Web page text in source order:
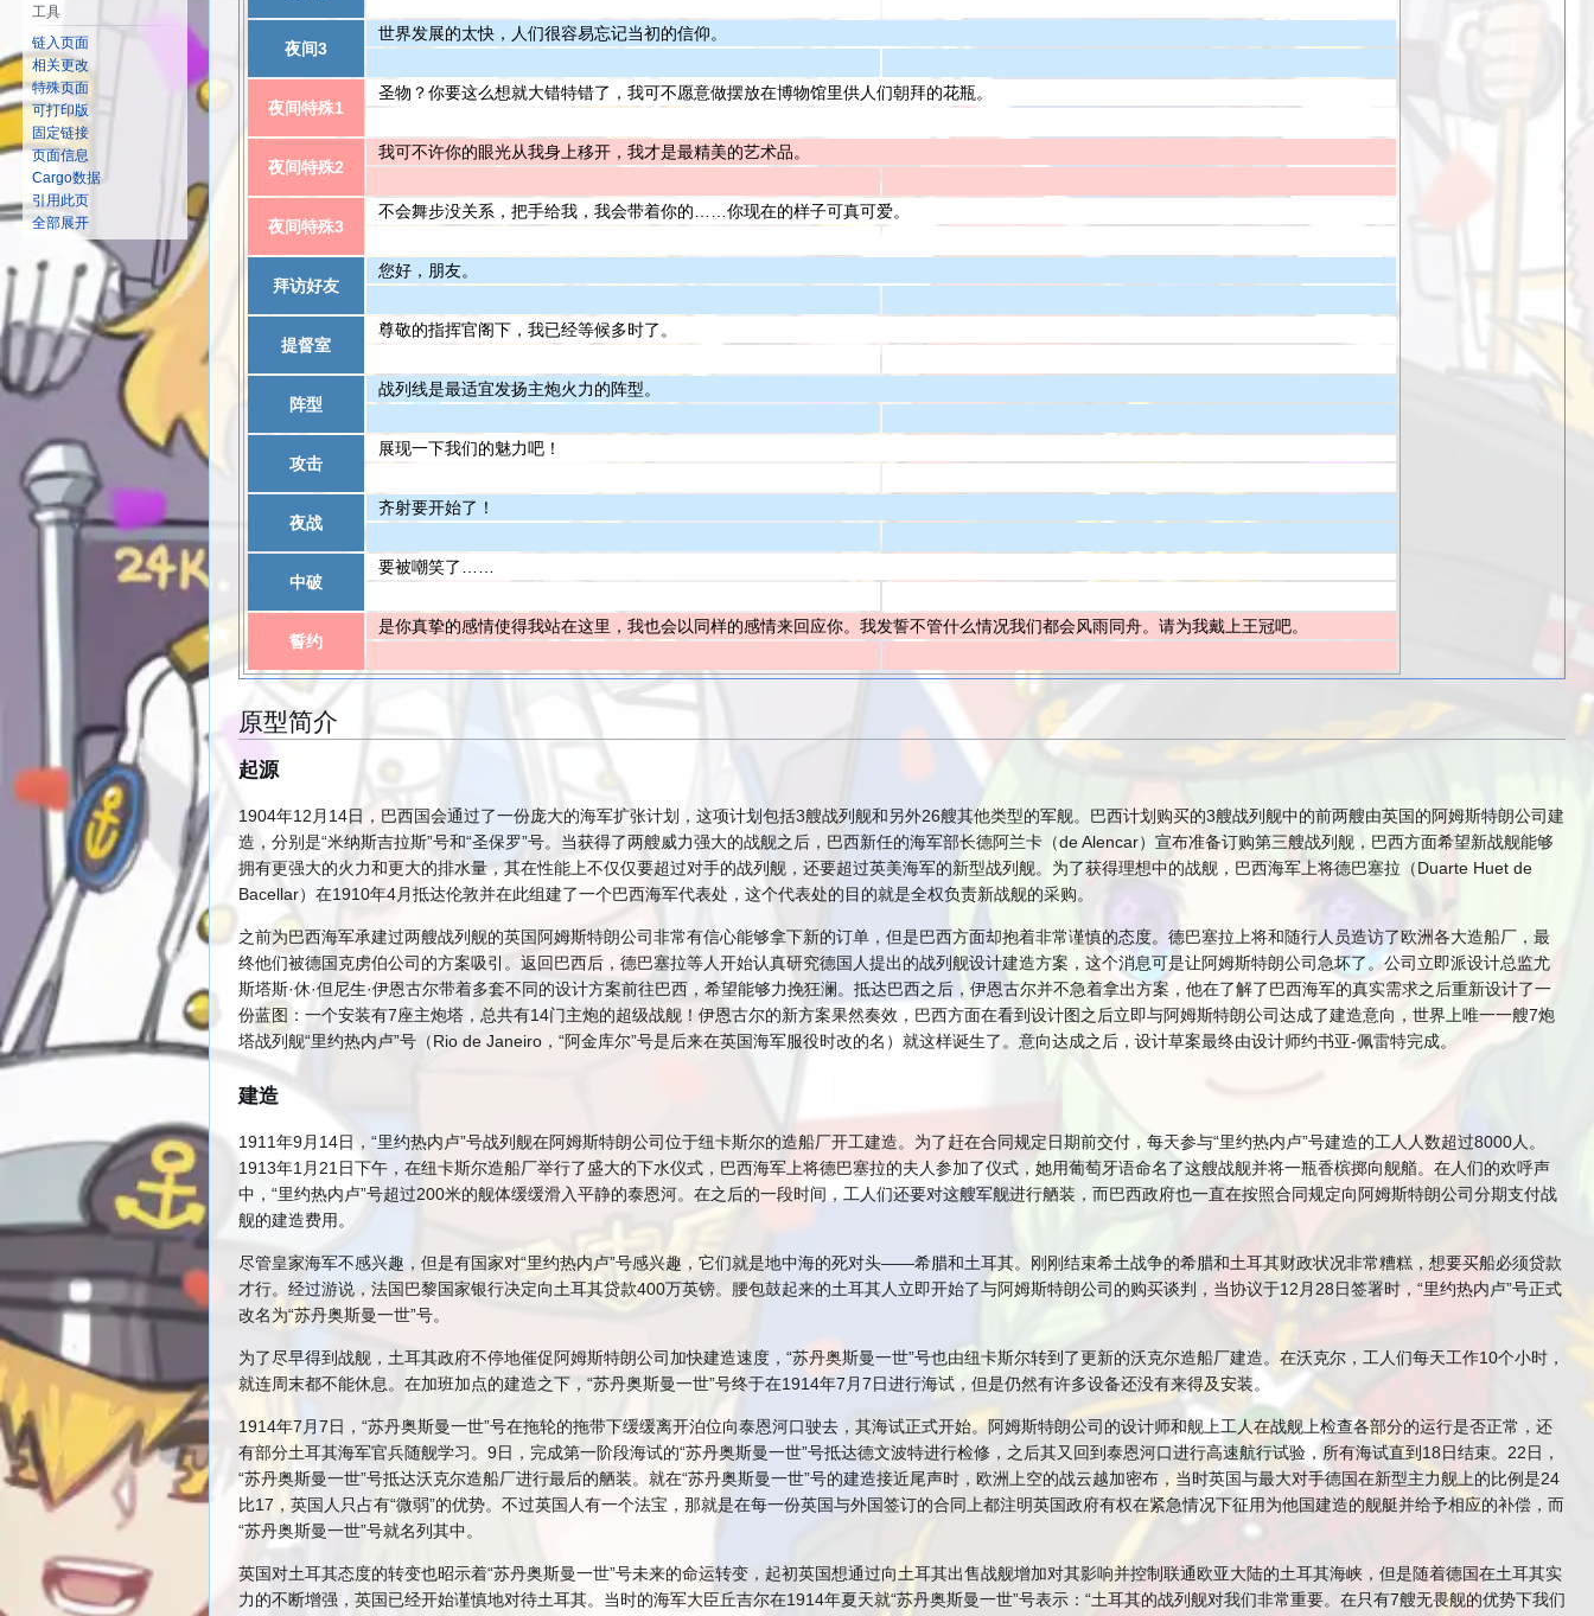
夜间3
世界发展的太快，人们很容易忘记当初的信仰。
夜间特殊1
圣物？你要这么想就大错特错了，我可不愿意做摆放在博物馆里供人们朝拜的花瓶。
夜间特殊2
我可不许你的眼光从我身上移开，我才是最精美的艺术品。
夜间特殊3
不会舞步没关系，把手给我，我会带着你的……你现在的样子可真可爱。
拜访好友
您好，朋友。
提督室
尊敬的指挥官阁下，我已经等候多时了。
阵型
战列线是最适宜发扬主炮火力的阵型。
攻击
展现一下我们的魅力吧！
夜战
齐射要开始了！
中破
要被嘲笑了……
誓约
是你真挚的感情使得我站在这里，我也会以同样的感情来回应你。我发誓不管什么情况我们都会风雨同舟。请为我戴上王冠吧。
原型简介
起源
1904年12月14日，巴西国会通过了一份庞大的海军扩张计划，这项计划包括3艘战列舰和另外26艘其他类型的军舰。巴西计划购买的3艘战列舰中的前两艘由英国的阿姆斯特朗公司建
造，分别是“米纳斯吉拉斯”号和“圣保罗”号。当获得了两艘威力强大的战舰之后，巴西新任的海军部长德阿兰卡（de Alencar）宣布准备订购第三艘战列舰，巴西方面希望新战舰能够
拥有更强大的火力和更大的排水量，其在性能上不仅仅要超过对手的战列舰，还要超过英美海军的新型战列舰。为了获得理想中的战舰，巴西海军上将德巴塞拉（Duarte Huet de
Bacellar）在1910年4月抵达伦敦并在此组建了一个巴西海军代表处，这个代表处的目的就是全权负责新战舰的采购。
之前为巴西海军承建过两艘战列舰的英国阿姆斯特朗公司非常有信心能够拿下新的订单，但是巴西方面却抱着非常谨慎的态度。德巴塞拉上将和随行人员造访了欧洲各大造船厂，最
终他们被德国克虏伯公司的方案吸引。返回巴西后，德巴塞拉等人开始认真研究德国人提出的战列舰设计建造方案，这个消息可是让阿姆斯特朗公司急坏了。公司立即派设计总监尤
斯塔斯·休·但尼生·伊恩古尔带着多套不同的设计方案前往巴西，希望能够力挽狂澜。抵达巴西之后，伊恩古尔并不急着拿出方案，他在了解了巴西海军的真实需求之后重新设计了一
份蓝图：一个安装有7座主炮塔，总共有14门主炮的超级战舰！伊恩古尔的新方案果然奏效，巴西方面在看到设计图之后立即与阿姆斯特朗公司达成了建造意向，世界上唯一一艘7炮
塔战列舰“里约热内卢”号（Rio de Janeiro，“阿金库尔”号是后来在英国海军服役时改的名）就这样诞生了。意向达成之后，设计草案最终由设计师约书亚-佩雷特完成。
建造
1911年9月14日，“里约热内卢”号战列舰在阿姆斯特朗公司位于纽卡斯尔的造船厂开工建造。为了赶在合同规定日期前交付，每天参与“里约热内卢”号建造的工人人数超过8000人。
1913年1月21日下午，在纽卡斯尔造船厂举行了盛大的下水仪式，巴西海军上将德巴塞拉的夫人参加了仪式，她用葡萄牙语命名了这艘战舰并将一瓶香槟掷向舰艏。在人们的欢呼声
中，“里约热内卢”号超过200米的舰体缓缓滑入平静的泰恩河。在之后的一段时间，工人们还要对这艘军舰进行舾装，而巴西政府也一直在按照合同规定向阿姆斯特朗公司分期支付战
舰的建造费用。
尽管皇家海军不感兴趣，但是有国家对“里约热内卢”号感兴趣，它们就是地中海的死对头——希腊和土耳其。刚刚结束希土战争的希腊和土耳其财政状况非常糟糕，想要买船必须贷款
才行。经过游说，法国巴黎国家银行决定向土耳其贷款400万英镑。腰包鼓起来的土耳其人立即开始了与阿姆斯特朗公司的购买谈判，当协议于12月28日签署时，“里约热内卢”号正式
改名为“苏丹奥斯曼一世”号。
为了尽早得到战舰，土耳其政府不停地催促阿姆斯特朗公司加快建造速度，“苏丹奥斯曼一世”号也由纽卡斯尔转到了更新的沃克尔造船厂建造。在沃克尔，工人们每天工作10个小时，
就连周末都不能休息。在加班加点的建造之下，“苏丹奥斯曼一世”号终于在1914年7月7日进行海试，但是仍然有许多设备还没有来得及安装。
1914年7月7日，“苏丹奥斯曼一世”号在拖轮的拖带下缓缓离开泊位向泰恩河口驶去，其海试正式开始。阿姆斯特朗公司的设计师和舰上工人在战舰上检查各部分的运行是否正常，还
有部分土耳其海军官兵随舰学习。9日，完成第一阶段海试的“苏丹奥斯曼一世”号抵达德文波特进行检修，之后其又回到泰恩河口进行高速航行试验，所有海试直到18日结束。22日，
“苏丹奥斯曼一世”号抵达沃克尔造船厂进行最后的舾装。就在“苏丹奥斯曼一世”号的建造接近尾声时，欧洲上空的战云越加密布，当时英国与最大对手德国在新型主力舰上的比例是24
比17，英国人只占有“微弱”的优势。不过英国人有一个法宝，那就是在每一份英国与外国签订的合同上都注明英国政府有权在紧急情况下征用为他国建造的舰艇并给予相应的补偿，而
“苏丹奥斯曼一世”号就名列其中。
英国对土耳其态度的转变也昭示着“苏丹奥斯曼一世”号未来的命运转变，起初英国想通过向土耳其出售战舰增加对其影响并控制联通欧亚大陆的土耳其海峡，但是随着德国在土耳其实
力的不断增强，英国已经开始谨慎地对待土耳其。当时的海军大臣丘吉尔在1914年夏天就“苏丹奥斯曼一世”号表示：“土耳其的战列舰对我们非常重要。在只有7艘无畏舰的优势下我们
工具
链入页面
相关更改
特殊页面
可打印版
固定链接
页面信息
Cargo数据
引用此页
全部展开